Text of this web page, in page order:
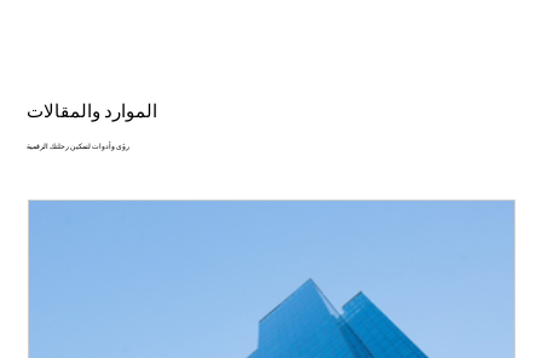
الموارد والمقالات
رؤى وأدوات لتمكين رحلتك الرقمية